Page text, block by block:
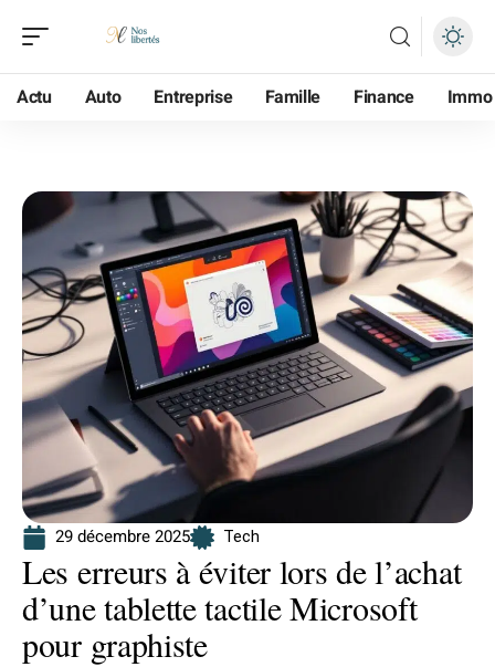
Actu Auto Entreprise Famille Finance Immo
29 décembre 2025 Tech
Les erreurs à éviter lors de l’achat
d’une tablette tactile Microsoft
pour graphiste